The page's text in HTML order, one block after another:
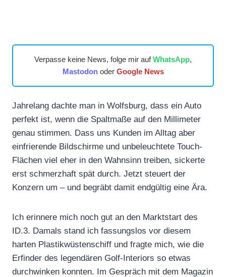
Verpasse keine News, folge mir aufWhatsApp,
Mastodonoder Google News
Jahrelang dachte man in Wolfsburg, dass ein Auto
perfekt ist, wenn die Spaltmaße auf den Millimeter
genau stimmen. Dass uns Kunden im Alltag aber
einfrierende Bildschirme und unbeleuchtete Touch-
Flächen viel eher in den Wahnsinn treiben, sickerte
erst schmerzhaft spät durch. Jetzt steuert der
Konzern um – und begräbt damit endgültig eine Ära.
Ich erinnere mich noch gut an den Marktstart des
ID.3. Damals stand ich fassungslos vor diesem
harten Plastikwüstenschiff und fragte mich, wie die
Erfinder des legendären Golf-Interiors so etwas
durchwinken konnten. Im Gespräch mit dem Magazin